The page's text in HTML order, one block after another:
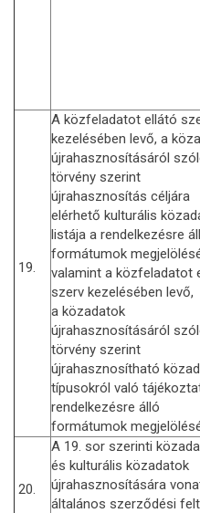
19.
A közfeladatot ellátó
kezelésében levő, a
újrahasznosításáról
törvény szerint
újrahasznosítás céljára
elérhető kulturális
listája a rendelkezésre
formátumok
valamint a közfeladatot
szerv kezelésében levő,
a közadatok
újrahasznosításáról
törvény szerint
újrahasznosítható
típusokról való
rendelkezésre álló
formátumok
20.
A 19. sor szerinti
és kulturális közadatok
újrahasznosítására
általános szerződési